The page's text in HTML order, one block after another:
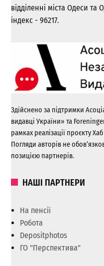
відділенні міста Одеси та
індекс - 96217.
Здійснено за підтримки
видавці України» та
рамках реалізації проєкту
Погляди авторів не
позицією партнерів.
НАШІ ПАРТНЕРИ
На пенсії
Робота
Depositphotos
ГО "Перспектива"